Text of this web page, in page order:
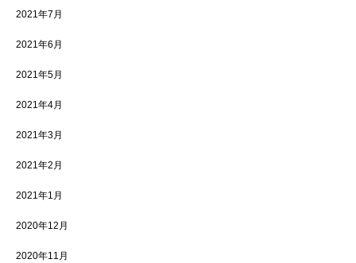
2021年7月
2021年6月
2021年5月
2021年4月
2021年3月
2021年2月
2021年1月
2020年12月
2020年11月